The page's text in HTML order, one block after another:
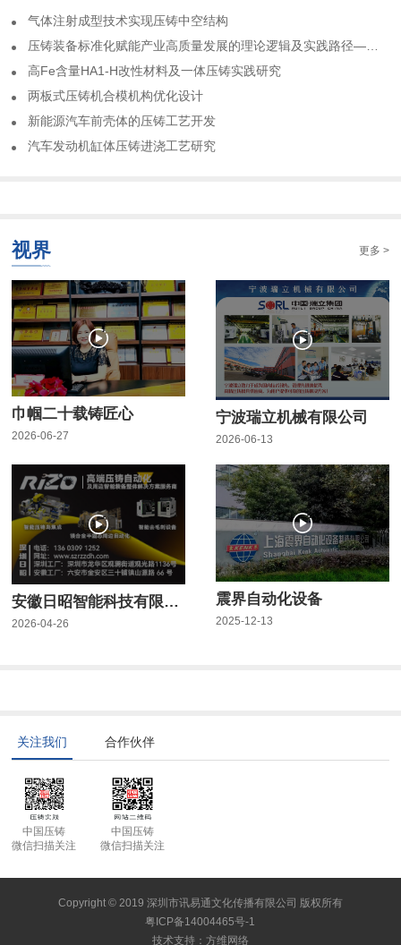
气体注射成型技术实现压铸中空结构
​压铸装备标准化赋能产业高质量发展的理论逻辑及实践路径——基于力劲集团标准化实践历程的回顾
高Fe含量HA1-H改性材料及一体压铸实践研究
两板式压铸机合模机构优化设计
​新能源汽车前壳体的压铸工艺开发
​汽车发动机缸体压铸进浇工艺研究
视界 更多 >
巾帼二十载铸匠心
2026-06-27
宁波瑞立机械有限公司
2026-06-13
安徽日昭智能科技有限公司
2026-04-26
震界自动化设备
2025-12-13
关注我们 合作伙伴
中国压铸
微信扫描关注
中国压铸
微信扫描关注
Copyright © 2019 深圳市讯易通文化传播有限公司 版权所有
粤ICP备14004465号-1
技术支持： 方维网络